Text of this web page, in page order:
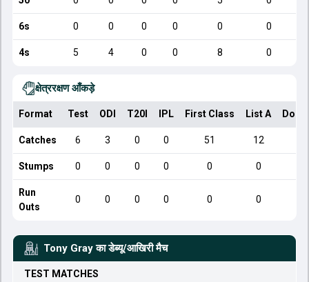
6s 0 0 0 0 0 0
4s 5 4 0 0 8 0
क्षेत्ररक्षण आँकड़े
Format Test ODI T20I IPL First Class List A
Catches 6 3 0 0 51 12
Stumps 0 0 0 0 0 0
Run
Outs
0 0 0 0 0 0
Tony Gray का डेब्यू/आखिरी मैच
TEST MATCHES